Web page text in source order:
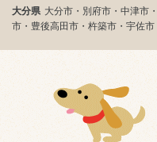
大分県 大分市・別府市・中津市
市・豊後高田市・杵築市・宇佐